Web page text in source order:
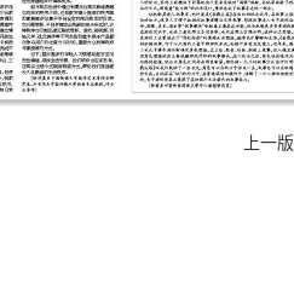
上一版